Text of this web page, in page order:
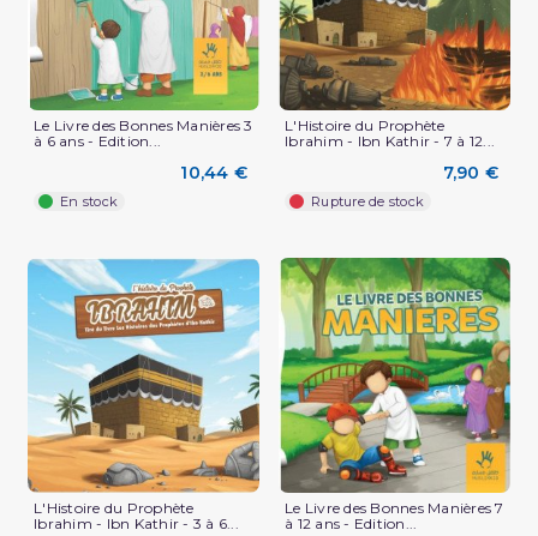
Le Livre des Bonnes Manières 3
à 6 ans - Edition...
10,44 €
En stock
L'Histoire du Prophète
Ibrahim - Ibn Kathir - 7 à 12...
7,90 €
Rupture de stock
L'Histoire du Prophète
Ibrahim - Ibn Kathir - 3 à 6...
Le Livre des Bonnes Manières 7
à 12 ans - Edition...